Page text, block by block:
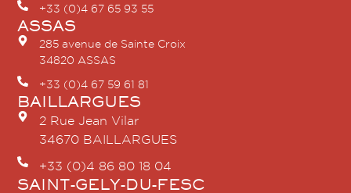
+33 (0)4 67 65 93 55
ASSAS
285 avenue de Sainte Croix
34820 ASSAS
+33 (0)4 67 59 61 81
BAILLARGUES
2 Rue Jean Vilar
34670 BAILLARGUES
+33 (0)4 86 80 18 04
SAINT-GELY-DU-FESC